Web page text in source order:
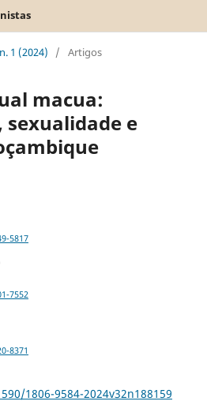
1 (2024) / Artigos
macua:
e
5817
7552
8371
1806-9584-2024v32n188159